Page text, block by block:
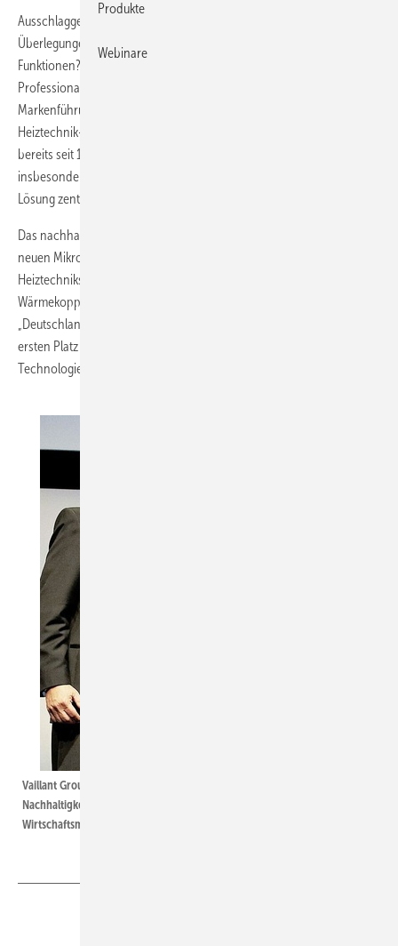
Ausschlaggebend für die Vergabe des Preises waren die
Überlegungen: Wie nachhaltig tickt das Unternehmen selbst – in allen
Funktionen? Und: In welchem Umfang und mit welcher
Professionalität berücksichtigt es Nachhaltigkeitsaspekte in der
Markenführung? Die Juroren sahen die Kriterien durch das
Heiztechnik-Unternehmen Viessmann erfüllt, da hier Nachhaltigkeit
bereits seit 1966 im Markenkern verankert sei. Das finde heute
insbesondere Ausdruck im Engagement des Unternehmens zur
Lösung zentraler Fragestellungen der Energiewende.
Das nachhaltigste Produkt stammt aus dem Hause Vaillant. Mit seinem
neuen Mikro-Heizkraftwerk ecoPOWER 1.0 hat der Remscheider
Heiztechnikspezialist gewonnen. Das europaweit erste Mikro-Kraft-
Wärmekopplungssystem für Einfamilienhäuser wurde in der Kategorie
„Deutschlands nachhaltigste Produkte/Dienstleistungen“ auf den
ersten Platz gewählt. Mit der umweltschonenden und hocheffizienten
Technologie wird gleichzeitig Strom und Wärme produziert.
Vaillant Group-Chef Dr. Carsten Voigtländer (r.) präsentiert den Deutschen
Nachhaltigkeitspreis für das Mikro-Heizkraftwerk ecoPOWER 1.0. NRW-
Wirtschaftsminister Harry K. Voigtsberger übergab den Preis.
Produkte
Webinare